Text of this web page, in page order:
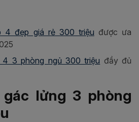
4 đẹp giá rẻ 300 triệu được ưa
4 3 phòng ngủ 300 triệu đầy đủ
gác lửng 3 phòng